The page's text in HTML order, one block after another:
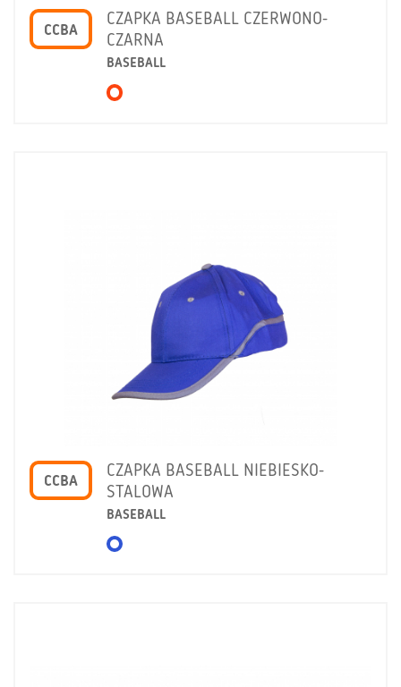
CCBA
CZAPKA BASEBALL CZERWONO-
CZARNA
BASEBALL
CCBA
CZAPKA BASEBALL NIEBIESKO-
STALOWA
BASEBALL